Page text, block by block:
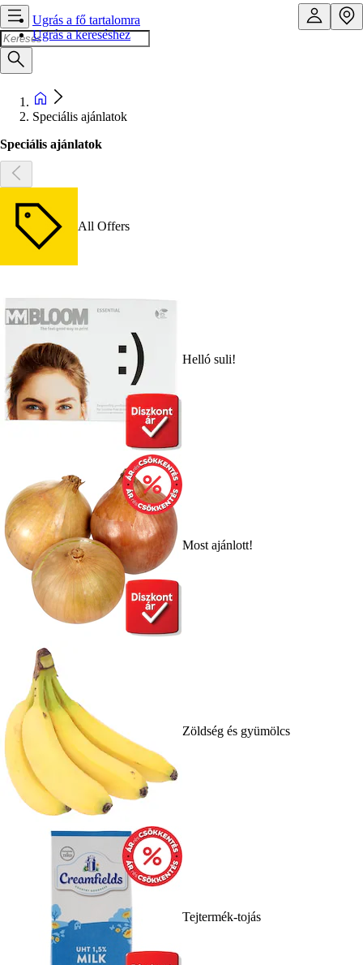
Ugrás a fő tartalomra
Ugrás a kereséshez
Speciális ajánlatok
Speciális ajánlatok
All Offers
Helló suli!
Most ajánlott!
Zöldség és gyümölcs
Tejtermék-tojás